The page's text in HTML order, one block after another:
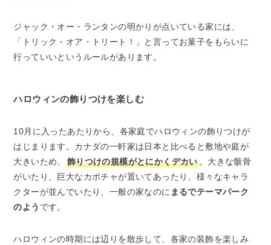
ジャック・オー・ランタンの明かりが点いている家には、
「トリック・オア・トリート！」と言ってお菓子をもらいに
行っていいというルールがあります。
ハロウィンの飾りつけを楽しむ
10月に入ったあたりから、各家庭でハロウィンの飾りつけが
はじまります。カナダの一軒家は日本と比べると敷地や庭が
大きいため、
飾りつけの規模がとにかくデカい。大きな骸骨
がいたり、巨大なカボチャが置いてあったり、様々なキャラ
クターが並んでいたり、一般の家なのに まるでテーマパーク
のよう です。
ハロウィンの時期には辺りを散歩して、各家の装飾を楽しみ